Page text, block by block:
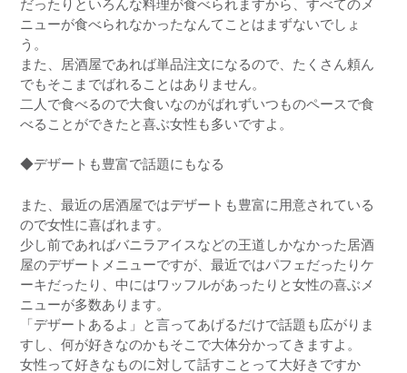
だったりといろんな料理が食べられますから、すべてのメ
ニューが食べられなかったなんてことはまずないでしょ
う。
また、居酒屋であれば単品注文になるので、たくさん頼ん
でもそこまでばれることはありません。
二人で食べるので大食いなのがばれずいつものペースで食
べることができたと喜ぶ女性も多いですよ。
◆デザートも豊富で話題にもなる
また、最近の居酒屋ではデザートも豊富に用意されている
ので女性に喜ばれます。
少し前であればバニラアイスなどの王道しかなかった居酒
屋のデザートメニューですが、最近ではパフェだったりケ
ーキだったり、中にはワッフルがあったりと女性の喜ぶメ
ニューが多数あります。
「デザートあるよ」と言ってあげるだけで話題も広がりま
すし、何が好きなのかもそこで大体分かってきますよ。
女性って好きなものに対して話すことって大好きですか